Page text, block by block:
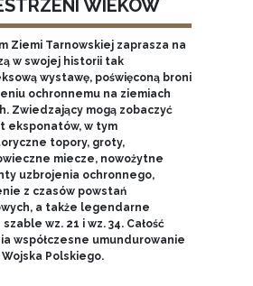
WIEKÓW
Ziemi Tarnowskiej zaprasza na
w swojej historii tak
wystawę, poświęconą broni
ochronnemu na ziemiach
Zwiedzający mogą zobaczyć
eksponatów, w tym
topory, groty,
miecze, nowożytne
uzbrojenia ochronnego,
z czasów powstań
a także legendarne
wz. 21 i wz. 34. Całość
współczesne umundurowanie
Polskiego.